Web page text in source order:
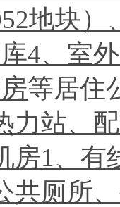
地块
4、室
等居住
力站、
房1、
共厕所